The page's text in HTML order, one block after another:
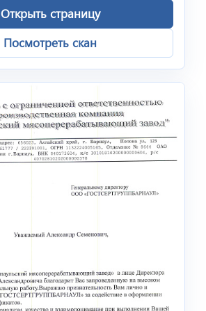
Открыть страницу
Посмотреть скан